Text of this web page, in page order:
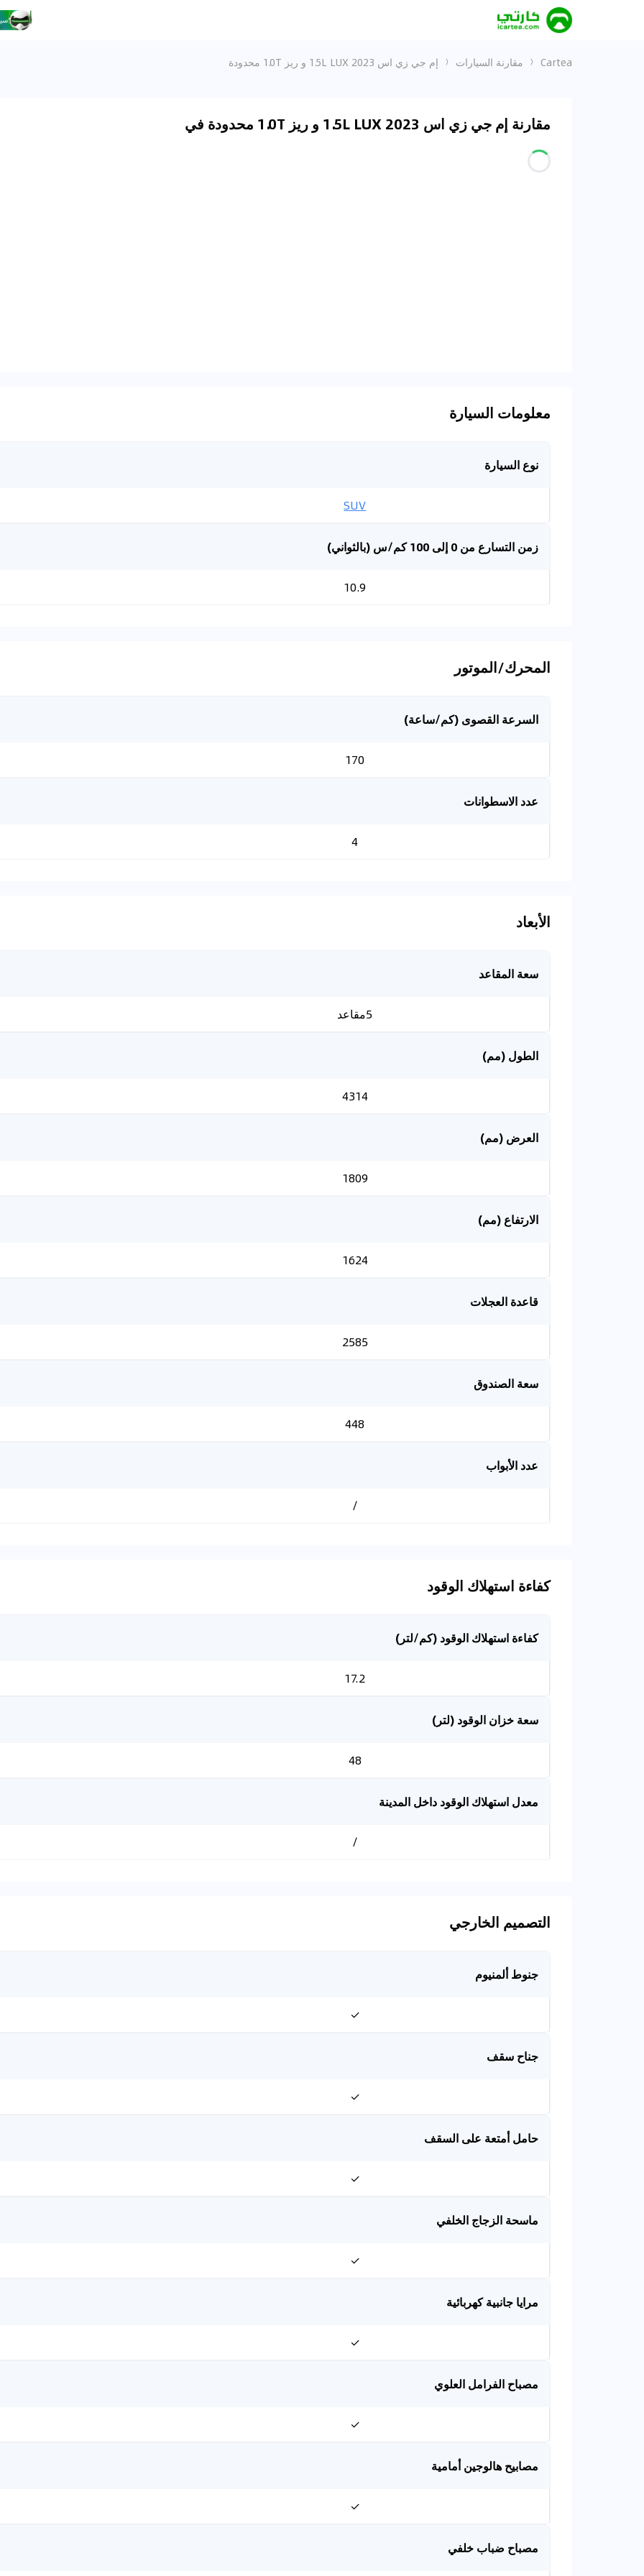
Cartea مقارنة السيارات إم جي زي اس 2023 1.5L LUX و ريز 1.0T محدودة
مقارنة إم جي زي اس 2023 1.5L LUX و ريز 1.0T محدودة في
معلومات السيارة
نوع السيارة
SUV
زمن التسارع من 0 إلى 100 كم/س (بالثواني)
10.9
المحرك/الموتور
السرعة القصوى (كم/ساعة)
170
عدد الاسطوانات
4
الأبعاد
سعة المقاعد
5مقاعد
الطول (مم)
4314
العرض (مم)
1809
الارتفاع (مم)
1624
قاعدة العجلات
2585
سعة الصندوق
448
عدد الأبواب
/
كفاءة استهلاك الوقود
كفاءة استهلاك الوقود (كم/لتر)
17.2
سعة خزان الوقود (لتر)
48
معدل استهلاك الوقود داخل المدينة
/
التصميم الخارجي
جنوط ألمنيوم
✓
جناح سقف
✓
حامل أمتعة على السقف
✓
ماسحة الزجاج الخلفي
✓
مرايا جانبية كهربائية
✓
مصباح الفرامل العلوي
✓
مصابيح هالوجين أمامية
✓
مصباح ضباب خلفي